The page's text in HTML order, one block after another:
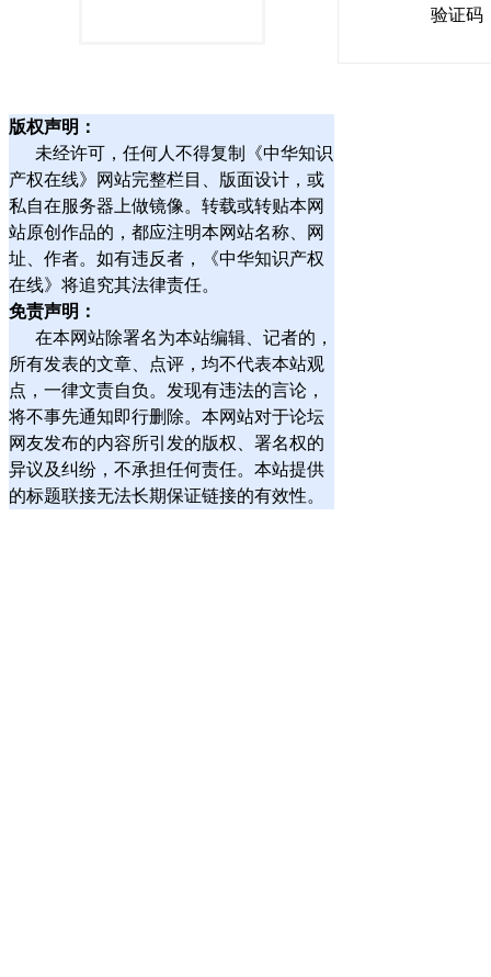
验证码
版权声明：
未经许可，任何人不得复制《中华知识
产权在线》网站完整栏目、版面设计，或
私自在服务器上做镜像。转载或转贴本网
站原创作品的，都应注明本网站名称、网
址、作者。如有违反者，《中华知识产权
在线》将追究其法律责任。
免责声明：
在本网站除署名为本站编辑、记者的，
所有发表的文章、点评，均不代表本站观
点，一律文责自负。发现有违法的言论，
将不事先通知即行删除。本网站对于论坛
网友发布的内容所引发的版权、署名权的
异议及纠纷，不承担任何责任。本站提供
的标题联接无法长期保证链接的有效性。